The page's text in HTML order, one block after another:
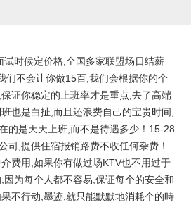
时候定价格,全国多家联盟场日结薪
们不会让你做15百,我们会根据你的个
证你稳定的上班率才是重点,去了高端
也是白扯,而且还浪费自己的宝贵时间,
的是天天上班,而不是待遇多少！15-28
司,提供住宿报销路费不收任何杂费！
费用,如果你有做过场KTV也不用过于
为每个人都不容易,保证每个的安全和
不行动,墨迹,就只能默默地消耗个的時